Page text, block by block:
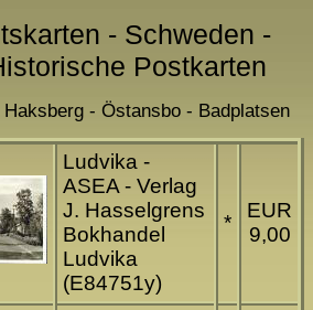
- Schweden -
Postkarten
- Östansbo - Badplatsen
Ludvika -
ASEA - Verlag
J. Hasselgrens
Bokhandel
Ludvika
(E84751y)
*
EUR
9,00